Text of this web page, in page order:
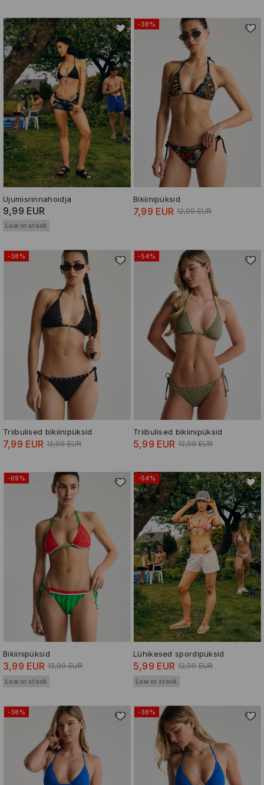
Ujumisrinnahoidja
9,99 EUR
Low in stock
-38%
Bikiinipüksid
7,99 EUR 12,99 EUR
-38%
Triibulised bikiinipüksid
7,99 EUR 12,99 EUR
-54%
Triibulised bikiinipüksid
5,99 EUR 12,99 EUR
-69%
Bikiinipüksid
3,99 EUR 12,99 EUR
Low in stock
-54%
Lühikesed spordipüksid
5,99 EUR 12,99 EUR
Low in stock
-38% -38%